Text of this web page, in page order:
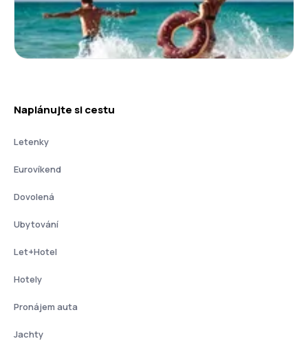
Naplánujte si cestu
Letenky
Eurovíkend
Dovolená
Ubytování
Let+Hotel
Hotely
Pronájem auta
Jachty